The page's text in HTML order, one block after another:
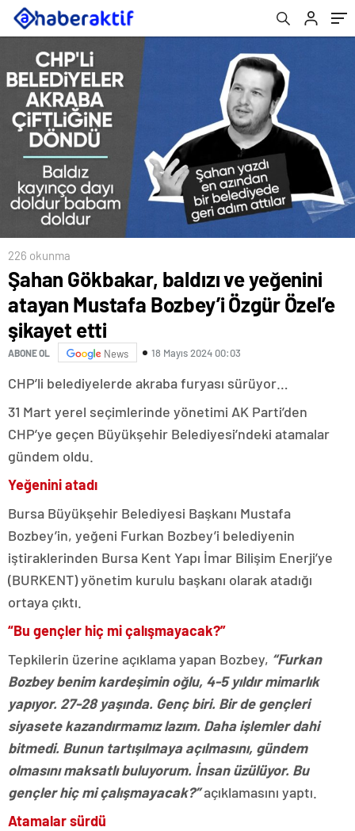
226 okunma
Şahan Gökbakar, baldızı ve yeğenini
atayan Mustafa Bozbey’i Özgür Özel’e
şikayet etti
ABONE OL News 18 Mayıs 2024 00:03
CHP’li belediyelerde akraba furyası sürüyor…
31 Mart yerel seçimlerinde yönetimi AK Parti’den
CHP’ye geçen Büyükşehir Belediyesi’ndeki atamalar
gündem oldu.
Yeğenini atadı
Bursa Büyükşehir Belediyesi Başkanı Mustafa
Bozbey’in, yeğeni Furkan Bozbey’i belediyenin
iştiraklerinden Bursa Kent Yapı İmar Bilişim Enerji’ye
(BURKENT) yönetim kurulu başkanı olarak atadığı
ortaya çıktı.
“Bu gençler hiç mi çalışmayacak?”
Tepkilerin üzerine açıklama yapan Bozbey, “Furkan
Bozbey benim kardeşimin oğlu, 4-5 yıldır mimarlık
yapıyor. 27-28 yaşında. Genç biri. Bir de gençleri
siyasete kazandırmamız lazım. Daha işlemler dahi
bitmedi. Bunun tartışılmaya açılmasını, gündem
olmasını maksatlı buluyorum. İnsan üzülüyor. Bu
gençler hiç mi çalışmayacak?”açıklamasını yaptı.
Atamalar sürdü